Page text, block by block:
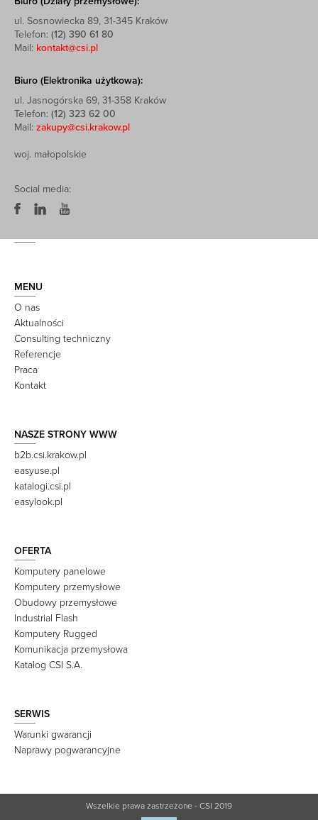
ul. Sosnowiecka 89, 31-345 Kraków
Telefon: (12) 390 61 80
Mail: kontakt@csi.pl
Biuro (Elektronika użytkowa):
ul. Jasnogórska 69, 31-358 Kraków
Telefon: (12) 323 62 00
Mail: zakupy@csi.krakow.pl
woj. małopolskie
Social media:
MENU
O nas
Aktualności
Consulting techniczny
Referencje
Praca
Kontakt
NASZE STRONY WWW
b2b.csi.krakow.pl
easyuse.pl
katalogi.csi.pl
easylook.pl
OFERTA
Komputery panelowe
Komputery przemysłowe
Obudowy przemysłowe
Industrial Flash
Komputery Rugged
Komunikacja przemysłowa
Katalog CSI S.A.
SERWIS
Warunki gwarancji
Naprawy pogwarancyjne
Wszelkie prawa zastrzeżone - CSI 2019